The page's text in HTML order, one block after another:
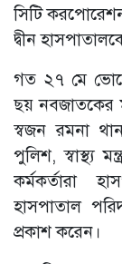
সিটি
দ্বীন
গত ২৭ মে
ছয় নবজাতকের
স্বজন রমনা
পুলিশ, স্বাস্থ্য
কর্মকর্তারা
হাসপাতাল
প্রকাশ করেন।